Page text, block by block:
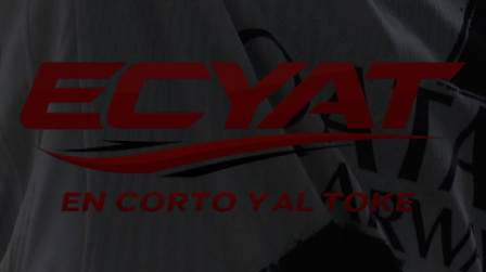
contenido